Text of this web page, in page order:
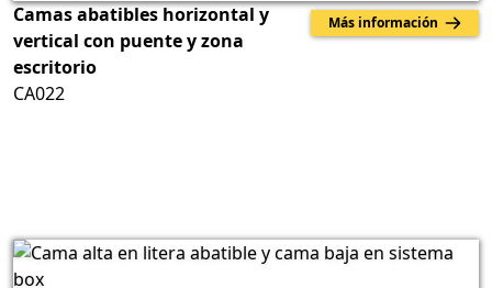
Más información
Camas abatibles horizontal y
vertical con puente y zona
escritorio
CA022